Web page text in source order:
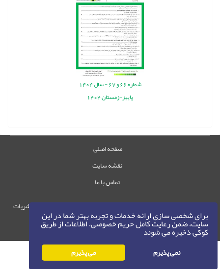
برای شخصی سازی ارائه خدمات و تجربه بهتر شما در این
سایت، ضمن رعایت کامل حریم خصوصی، اطلاعات از طریق
کوکی ذخیره می شوند
نمی پذیرم می پذیرم
شماره66 و67
-سال1404
پاییز-زمستان 1404
صفحه اصلی
نقشه سایت
تماس با ما
حقوق این وب‌سایت متعلق به سامانه مدیریت نشریات
رایمگ است.
حق نشر 1405-1396